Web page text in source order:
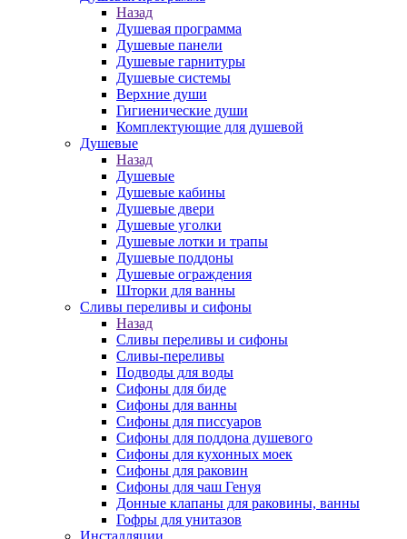
Назад
Душевая программа
Душевые панели
Душевые гарнитуры
Душевые системы
Верхние души
Гигиенические души
Комплектующие для душевой
Душевые
Назад
Душевые
Душевые кабины
Душевые двери
Душевые уголки
Душевые лотки и трапы
Душевые поддоны
Душевые ограждения
Шторки для ванны
Сливы переливы и сифоны
Назад
Сливы переливы и сифоны
Сливы-переливы
Подводы для воды
Сифоны для биде
Сифоны для ванны
Сифоны для писсуаров
Сифоны для поддона душевого
Сифоны для кухонных моек
Сифоны для раковин
Сифоны для чаш Генуя
Донные клапаны для раковины, ванны
Гофры для унитазов
Инсталляции